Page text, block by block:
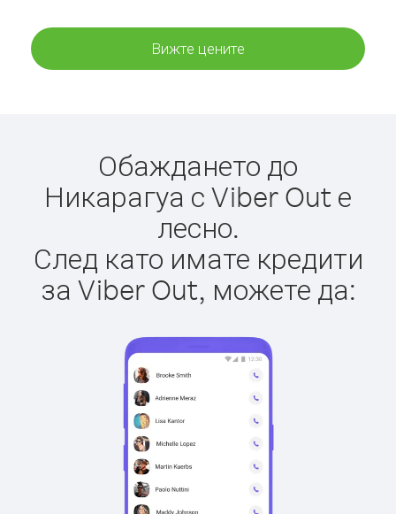
Вижте цените
Обаждането до
Никарагуа с Viber Out е
лесно.
След като имате кредити
за Viber Out, можете да: